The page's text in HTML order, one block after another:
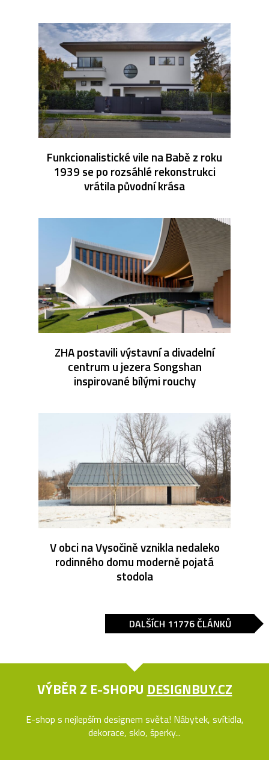
Funkcionalistické vile na Babě z roku
1939 se po rozsáhlé rekonstrukci
vrátila původní krása
ZHA postavili výstavní a divadelní
centrum u jezera Songshan
inspirované bílými rouchy
V obci na Vysočině vznikla nedaleko
rodinného domu moderně pojatá
stodola
DALŠÍCH 11776 ČLÁNKŮ
VÝBĚR Z E-SHOPU DESIGNBUY.CZ
E-shop s nejlepším designem světa! Nábytek, svítidla,
dekorace, sklo, šperky...